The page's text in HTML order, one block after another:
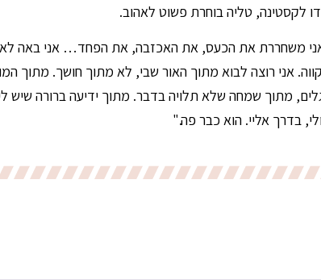
לקסטינה, טליה בוחרת פשוט לאהוב.
משחררת את הכעס, את האכזבה, את הפחד… אני באה
אני רוצה לבוא מתוך האור שבי, לא מתוך חושך. מתוך
מתוך שמחה שלא תלויה בדבר. מתוך ידיעה ברורה שיש
בדרך אליי. הוא כבר פה."